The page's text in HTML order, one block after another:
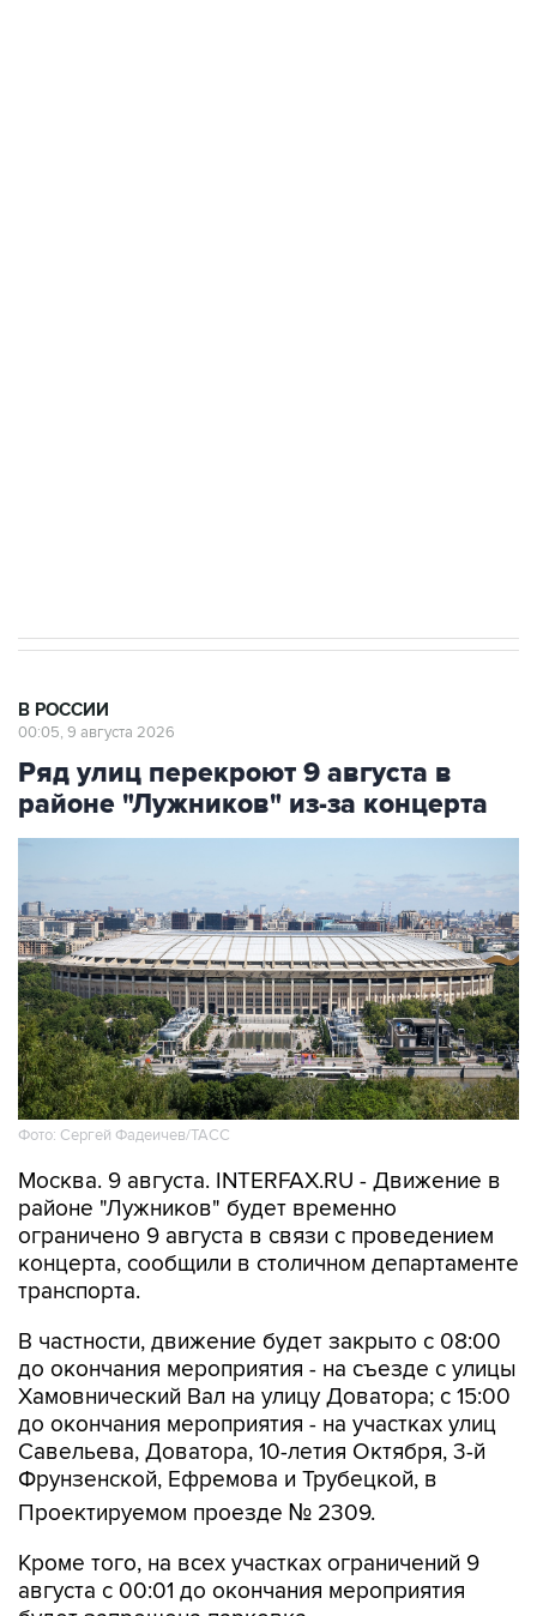
В РОССИИ
00:05, 9 августа 2026
Ряд улиц перекроют 9 августа в
районе "Лужников" из-за концерта
Фото: Сергей Фадеичев/ТАСС
Москва. 9 августа. INTERFAX.RU - Движение в
районе "Лужников" будет временно
ограничено 9 августа в связи с проведением
концерта, сообщили в столичном департаменте
транспорта.
В частности, движение будет закрыто с 08:00
до окончания мероприятия - на съезде с улицы
Хамовнический Вал на улицу Доватора; с 15:00
до окончания мероприятия - на участках улиц
Савельева, Доватора, 10-летия Октября, 3-й
Фрунзенской, Ефремова и Трубецкой, в
Проектируемом проезде № 2309.
Кроме того, на всех участках ограничений 9
августа с 00:01 до окончания мероприятия